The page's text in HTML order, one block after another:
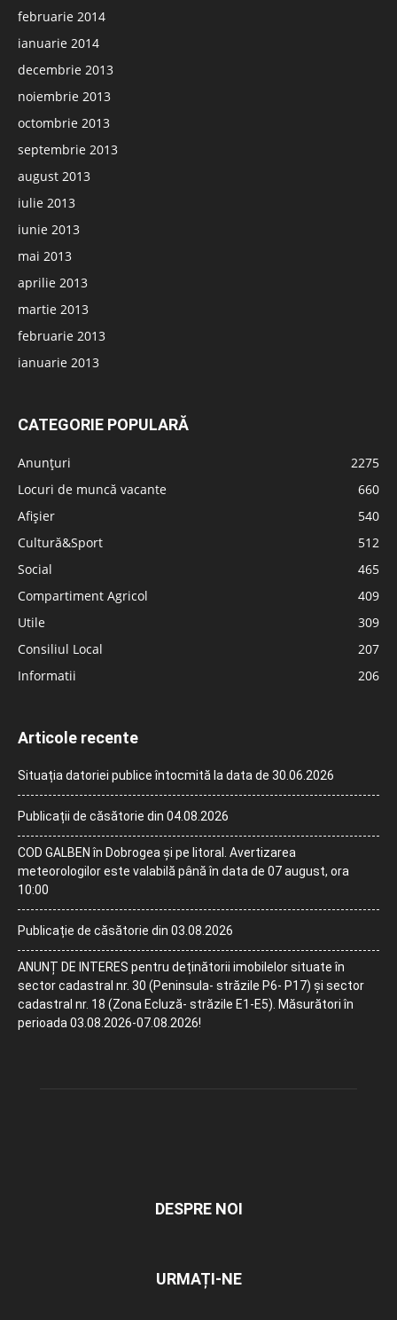
februarie 2014
ianuarie 2014
decembrie 2013
noiembrie 2013
octombrie 2013
septembrie 2013
august 2013
iulie 2013
iunie 2013
mai 2013
aprilie 2013
martie 2013
februarie 2013
ianuarie 2013
CATEGORIE POPULARĂ
Anunțuri
2275
Locuri de muncă vacante
660
Afișier
540
Cultură&Sport
512
Social
465
Compartiment Agricol
409
Utile
309
Consiliul Local
207
Informatii
206
Articole recente
Situația datoriei publice întocmită la data de 30.06.2026
Publicații de căsătorie din 04.08.2026
COD GALBEN în Dobrogea și pe litoral. Avertizarea
meteorologilor este valabilă până în data de 07 august, ora
10:00
Publicație de căsătorie din 03.08.2026
ANUNȚ DE INTERES pentru deținătorii imobilelor situate în
sector cadastral nr. 30 (Peninsula- străzile P6- P17) și sector
cadastral nr. 18 (Zona Ecluză- străzile E1-E5). Măsurători în
perioada 03.08.2026-07.08.2026!
DESPRE NOI
URMAȚI-NE